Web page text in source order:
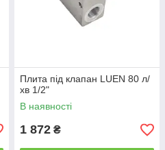
Плита під клапан LUEN 80 л/
хв 1/2"
В наявності
1 872 ₴